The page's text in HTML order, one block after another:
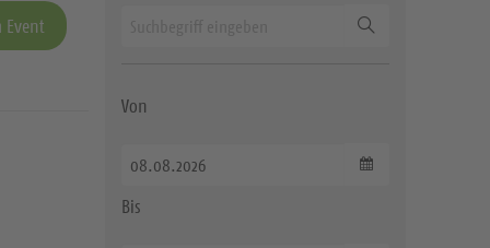
Event
Von
Bis